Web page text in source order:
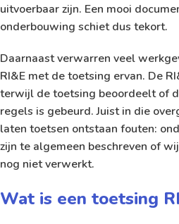
uitvoerbaar zijn. Een mooi
onderbouwing schiet dus tekort.
Daarnaast verwarren veel
RI&E met de toetsing ervan. De
terwijl de toetsing beoordeelt of
regels is gebeurd. Juist in die
laten toetsen ontstaan fouten:
zijn te algemeen beschreven of
nog niet verwerkt.
Wat is een toetsing